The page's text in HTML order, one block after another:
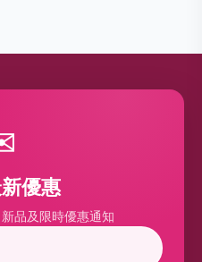
優惠
品及限時優惠通知